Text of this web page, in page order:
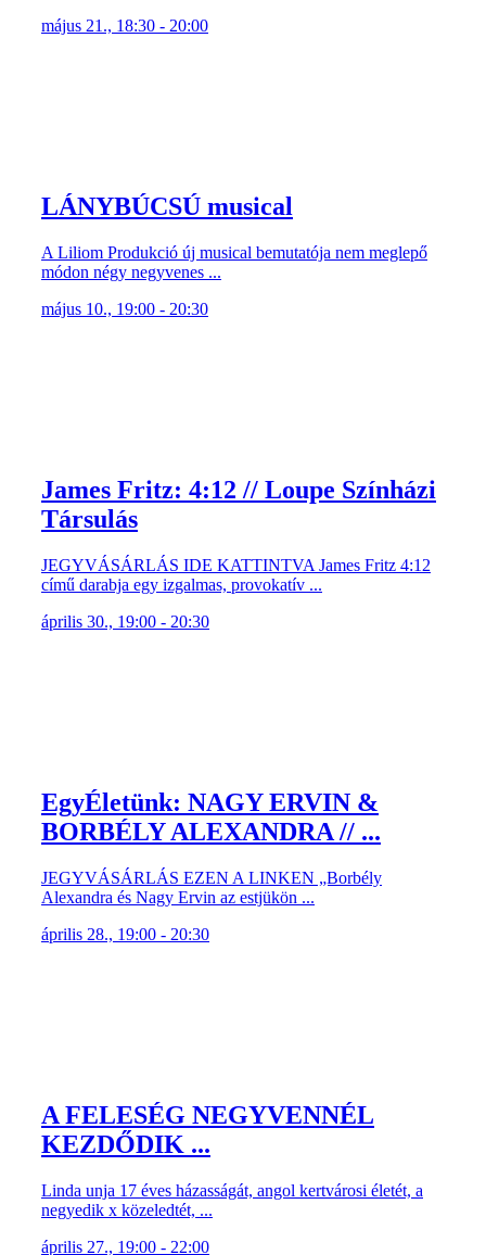
május 21., 18:30 - 20:00
LÁNYBÚCSÚ musical
A Liliom Produkció új musical bemutatója nem meglepő
módon négy negyvenes ...
május 10., 19:00 - 20:30
James Fritz: 4:12 // Loupe Színházi
Társulás
JEGYVÁSÁRLÁS IDE KATTINTVA James Fritz 4:12
című darabja egy izgalmas, provokatív ...
április 30., 19:00 - 20:30
EgyÉletünk: NAGY ERVIN &
BORBÉLY ALEXANDRA // ...
JEGYVÁSÁRLÁS EZEN A LINKEN „Borbély
Alexandra és Nagy Ervin az estjükön ...
április 28., 19:00 - 20:30
A FELESÉG NEGYVENNÉL
KEZDŐDIK ...
Linda unja 17 éves házasságát, angol kertvárosi életét, a
negyedik x közeledtét, ...
április 27., 19:00 - 22:00